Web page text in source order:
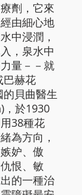
劑，它來
由細心地
中浸潤，
，泉水中
量－－就
巴赫花
貝曲醫生
，於1930
38種花
為方向，
妒、傲
恨、敏
的一種治